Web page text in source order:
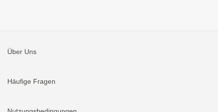
Über Uns
Häufige Fragen